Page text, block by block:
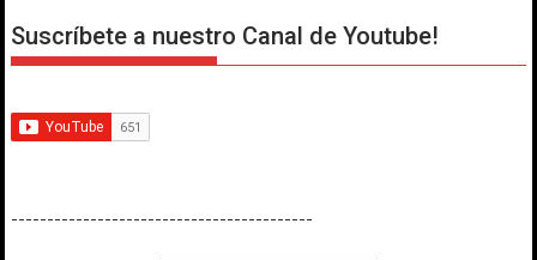
Suscríbete a nuestro Canal de Youtube!
------------------------------------------